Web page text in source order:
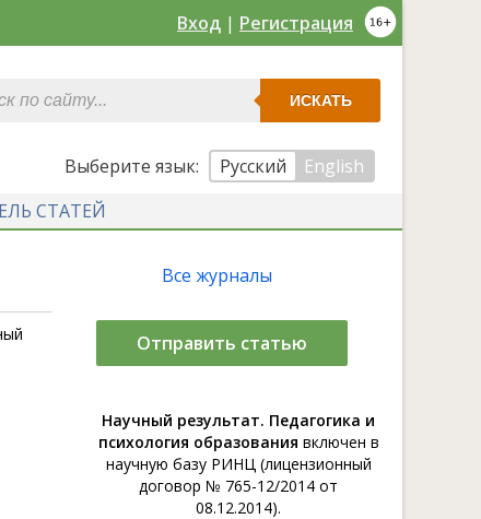
Вход | Регистрация
ИСКАТЬ
Выберите язык: Русский
English
СТАТЕЙ
Все журналы
Отправить статью
Научный результат. Педагогика и
психология образования включен в
научную базу РИНЦ (лицензионный
договор № 765-12/2014 от
08.12.2014).